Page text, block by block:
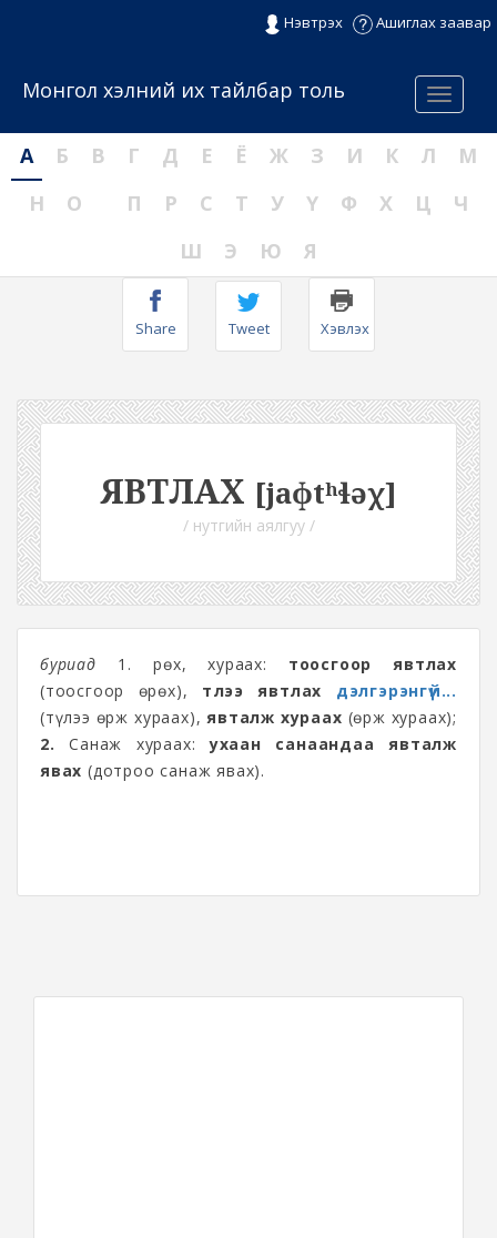
Нэвтрэх Ашиглах заавар
Menu
Монгол хэлний их тайлбар толь
А Б В Г Д Е Ё Ж З И К Л
М
Н
О П Р С Т У Ү Ф Х Ц
Ч
Ш
Э Ю Я
Share Tweet Хэвлэх
ЯВТЛАХ [jaɸtʰɬəχ]
/ нутгийн аялгуу /
буриад 1. Өрөх, хураах: тоосгоор явтлах
(тоосгоор өрөх), түлээ явтлах дэлгэрэнгүй...
(түлээ өрж хураах),явталж хураах (өрж хураах);
2. Санаж хураах:ухаан санаандаа явталж
явах (дотроо санаж явах).